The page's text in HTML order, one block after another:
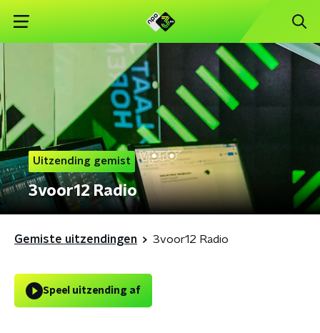
Uitzending gemist
3voor12 Radio
Gemiste uitzendingen 3voor12 Radio
Speel uitzending af